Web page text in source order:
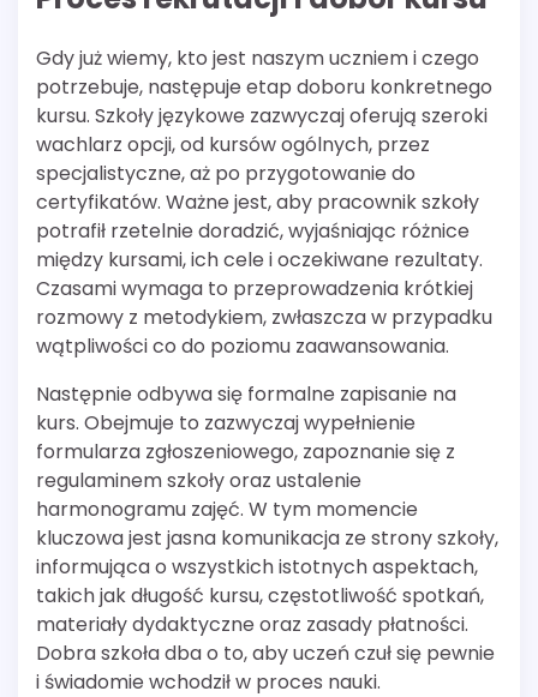
Gdy już wiemy, kto jest naszym uczniem i czego
potrzebuje, następuje etap doboru konkretnego
kursu. Szkoły językowe zazwyczaj oferują szeroki
wachlarz opcji, od kursów ogólnych, przez
specjalistyczne, aż po przygotowanie do
certyfikatów. Ważne jest, aby pracownik szkoły
potrafił rzetelnie doradzić, wyjaśniając różnice
między kursami, ich cele i oczekiwane rezultaty.
Czasami wymaga to przeprowadzenia krótkiej
rozmowy z metodykiem, zwłaszcza w przypadku
wątpliwości co do poziomu zaawansowania.
Następnie odbywa się formalne zapisanie na
kurs. Obejmuje to zazwyczaj wypełnienie
formularza zgłoszeniowego, zapoznanie się z
regulaminem szkoły oraz ustalenie
harmonogramu zajęć. W tym momencie
kluczowa jest jasna komunikacja ze strony szkoły,
informująca o wszystkich istotnych aspektach,
takich jak długość kursu, częstotliwość spotkań,
materiały dydaktyczne oraz zasady płatności.
Dobra szkoła dba o to, aby uczeń czuł się pewnie
i świadomie wchodził w proces nauki.